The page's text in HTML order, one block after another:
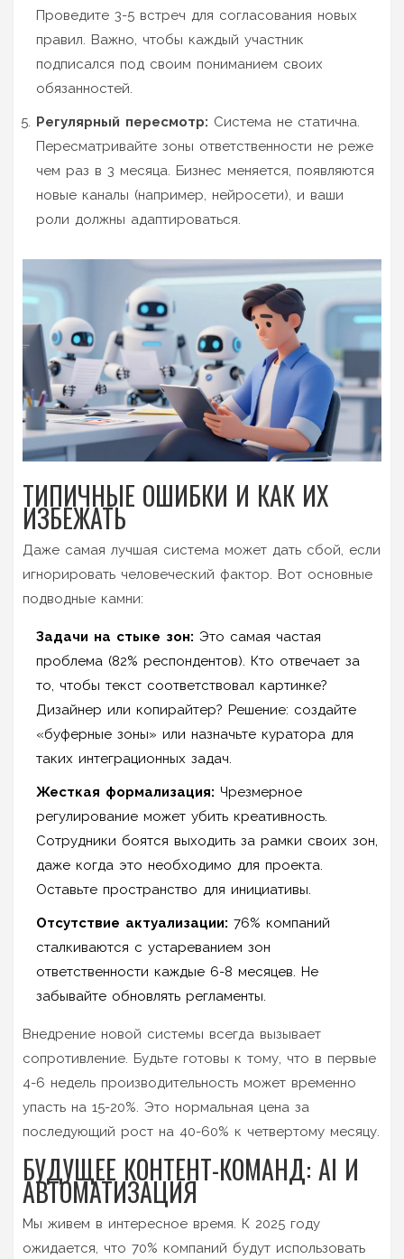
Проведите 3-5 встреч для согласования новых
правил. Важно, чтобы каждый участник
подписался под своим пониманием своих
обязанностей.
Регулярный пересмотр: Система не статична.
Пересматривайте зоны ответственности не реже
чем раз в 3 месяца. Бизнес меняется, появляются
новые каналы (например, нейросети), и ваши
роли должны адаптироваться.
ТИПИЧНЫЕ ОШИБКИ И КАК ИХ
ИЗБЕЖАТЬ
Даже самая лучшая система может дать сбой, если
игнорировать человеческий фактор. Вот основные
подводные камни:
Задачи на стыке зон: Это самая частая
проблема (82% респондентов). Кто отвечает за
то, чтобы текст соответствовал картинке?
Дизайнер или копирайтер? Решение: создайте
«буферные зоны» или назначьте куратора для
таких интеграционных задач.
Жесткая формализация: Чрезмерное
регулирование может убить креативность.
Сотрудники боятся выходить за рамки своих зон,
даже когда это необходимо для проекта.
Оставьте пространство для инициативы.
Отсутствие актуализации: 76% компаний
сталкиваются с устареванием зон
ответственности каждые 6-8 месяцев. Не
забывайте обновлять регламенты.
Внедрение новой системы всегда вызывает
сопротивление. Будьте готовы к тому, что в первые
4-6 недель производительность может временно
упасть на 15-20%. Это нормальная цена за
последующий рост на 40-60% к четвертому месяцу.
БУДУЩЕЕ КОНТЕНТ-КОМАНД: AI И
АВТОМАТИЗАЦИЯ
Мы живем в интересное время. К 2025 году
ожидается, что 70% компаний будут использовать